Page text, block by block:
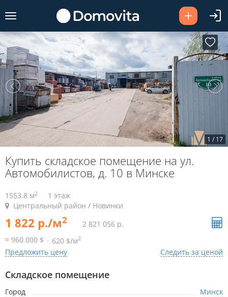
1 / 17
Купить складское помещение на ул.
Автомобилистов, д. 10 в Минске
1553.8 м2
1 этаж
Центральный район / Новинки
1 822 р./м2
2 821 056 р.
≈ 960 000 $
620 $/м2
Предложить цену Следить за ценой
Складское помещение
Город
Минск